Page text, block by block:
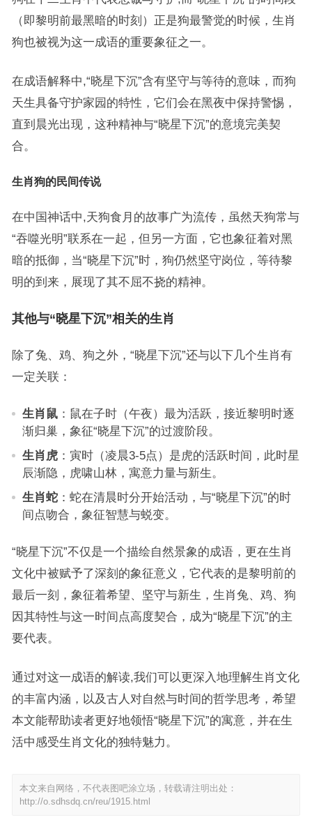
（即黎明前最黑暗的时刻）正是狗最警觉的时候，生肖
狗也被视为这一成语的重要象征之一。
在成语解释中,“晓星下沉”含有坚守与等待的意味，而狗
天生具备守护家园的特性，它们会在黑夜中保持警惕，
直到晨光出现，这种精神与“晓星下沉”的意境完美契
合。
生肖狗的民间传说
在中国神话中,天狗食月的故事广为流传，虽然天狗常与
“吞噬光明”联系在一起，但另一方面，它也象征着对黑
暗的抵御，当“晓星下沉”时，狗仍然坚守岗位，等待黎
明的到来，展现了其不屈不挠的精神。
其他与“晓星下沉”相关的生肖
除了兔、鸡、狗之外，“晓星下沉”还与以下几个生肖有
一定关联：
生肖鼠：鼠在子时（午夜）最为活跃，接近黎明时逐
渐归巢，象征“晓星下沉”的过渡阶段。
生肖虎：寅时（凌晨3-5点）是虎的活跃时间，此时星
辰渐隐，虎啸山林，寓意力量与新生。
生肖蛇：蛇在清晨时分开始活动，与“晓星下沉”的时
间点吻合，象征智慧与蜕变。
“晓星下沉”不仅是一个描绘自然景象的成语，更在生肖
文化中被赋予了深刻的象征意义，它代表的是黎明前的
最后一刻，象征着希望、坚守与新生，生肖兔、鸡、狗
因其特性与这一时间点高度契合，成为“晓星下沉”的主
要代表。
通过对这一成语的解读,我们可以更深入地理解生肖文化
的丰富内涵，以及古人对自然与时间的哲学思考，希望
本文能帮助读者更好地领悟“晓星下沉”的寓意，并在生
活中感受生肖文化的独特魅力。
本文来自网络，不代表图吧涂立场，转载请注明出处：
http://o.sdhsdq.cn/reu/1915.html